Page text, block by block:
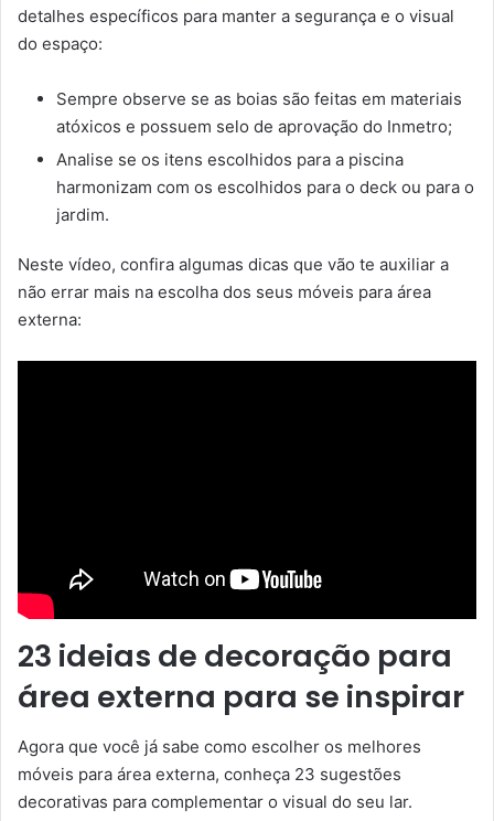
detalhes específicos para manter a segurança e o visual
do espaço:
Sempre observe se as boias são feitas em materiais
atóxicos e possuem selo de aprovação do Inmetro;
Analise se os itens escolhidos para a piscina
harmonizam com os escolhidos para o deck ou para o
jardim.
Neste vídeo, confira algumas dicas que vão te auxiliar a
não errar mais na escolha dos seus móveis para área
externa:
23 ideias de decoração para
área externa para se inspirar
Agora que você já sabe como escolher os melhores
móveis para área externa, conheça 23 sugestões
decorativas para complementar o visual do seu lar.